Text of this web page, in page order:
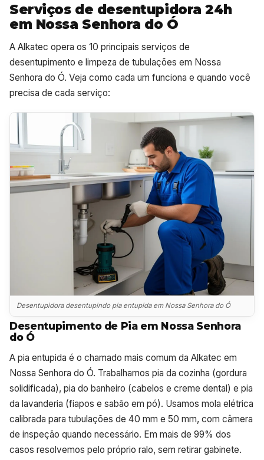
Serviços de desentupidora 24h
em Nossa Senhora do Ó
A Alkatec opera os 10 principais serviços de
desentupimento e limpeza de tubulações em Nossa
Senhora do Ó. Veja como cada um funciona e quando você
precisa de cada serviço:
Desentupidora desentupindo pia entupida em Nossa Senhora do Ó
Desentupimento de Pia em Nossa Senhora
do Ó
A pia entupida é o chamado mais comum da Alkatec em
Nossa Senhora do Ó. Trabalhamos pia da cozinha (gordura
solidificada), pia do banheiro (cabelos e creme dental) e pia
da lavanderia (fiapos e sabão em pó). Usamos mola elétrica
calibrada para tubulações de 40 mm e 50 mm, com câmera
de inspeção quando necessário. Em mais de 99% dos
casos resolvemos pelo próprio ralo, sem retirar gabinete.